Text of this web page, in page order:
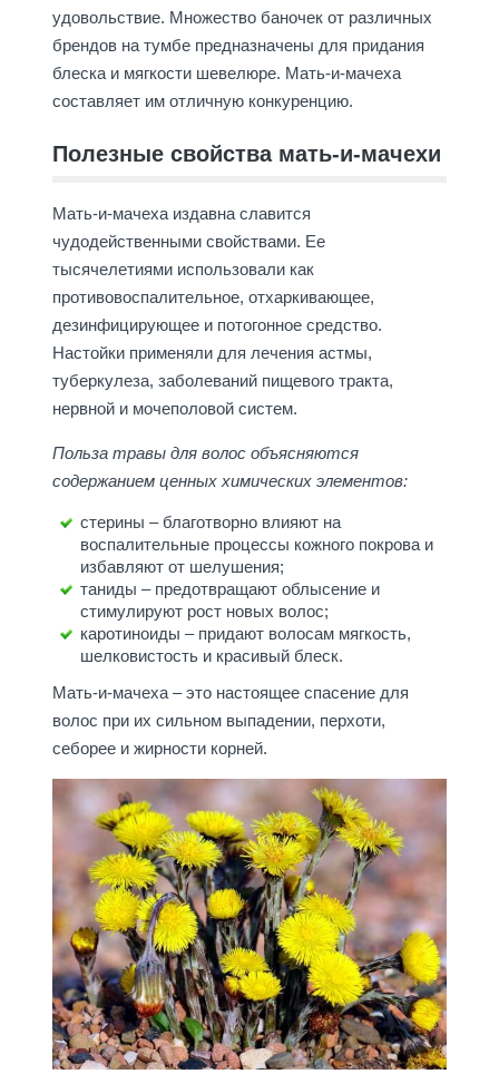
удовольствие. Множество баночек от различных
брендов на тумбе предназначены для придания
блеска и мягкости шевелюре. Мать-и-мачеха
составляет им отличную конкуренцию.
Полезные свойства мать-и-мачехи
Мать-и-мачеха издавна славится
чудодейственными свойствами. Ее
тысячелетиями использовали как
противовоспалительное, отхаркивающее,
дезинфицирующее и потогонное средство.
Настойки применяли для лечения астмы,
туберкулеза, заболеваний пищевого тракта,
нервной и мочеполовой систем.
Польза травы для волос объясняются
содержанием ценных химических элементов:
стерины – благотворно влияют на
воспалительные процессы кожного покрова и
избавляют от шелушения;
таниды – предотвращают облысение и
стимулируют рост новых волос;
каротиноиды – придают волосам мягкость,
шелковистость и красивый блеск.
Мать-и-мачеха – это настоящее спасение для
волос при их сильном выпадении, перхоти,
себорее и жирности корней.